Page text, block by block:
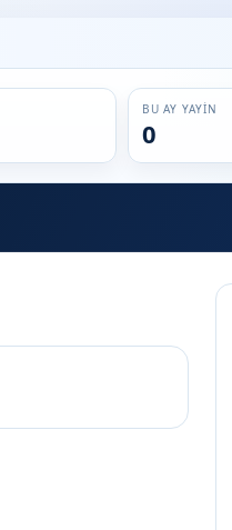
BU AY YAYIN
0